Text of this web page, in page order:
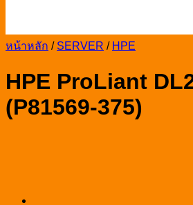
หน้าหลัก / SERVER / HPE
HPE ProLiant
(P81569-375)